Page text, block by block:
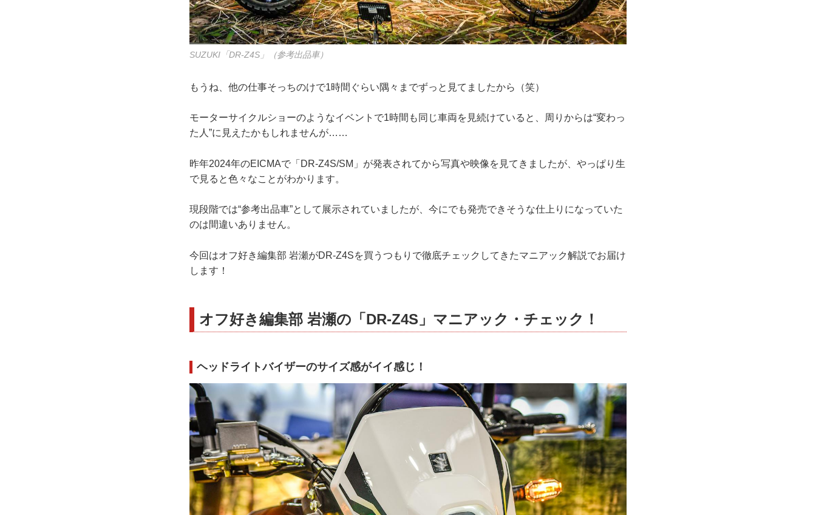
SUZUKI「DR-Z4S」（参考出品車）
もうね、他の仕事そっちのけで1時間ぐらい隅々までずっと見てましたから（笑）
モーターサイクルショーのようなイベントで1時間も同じ車両を見続けていると、周りからは“変わっ
た人”に見えたかもしれませんが……
昨年2024年のEICMAで「DR-Z4S/SM」が発表されてから写真や映像を見てきましたが、やっぱり生
で見ると色々なことがわかります。
現段階では“参考出品車”として展示されていましたが、今にでも発売できそうな仕上りになっていた
のは間違いありません。
今回はオフ好き編集部 岩瀬がDR-Z4Sを買うつもりで徹底チェックしてきたマニアック解説でお届け
します！
オフ好き編集部 岩瀬の「DR-Z4S」マニアック・チェック！
ヘッドライトバイザーのサイズ感がイイ感じ！